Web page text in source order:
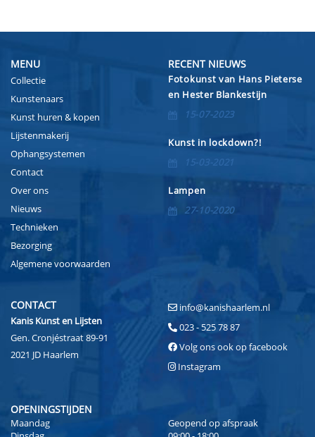
MENU
Collectie
Kunstenaars
Kunst huren & kopen
Lijstenmakerij
Ophangsystemen
Contact
Over ons
Nieuws
Technieken
Bezorging
Algemene voorwaarden
RECENT NIEUWS
Fotokunst van Hans Pieterse
en Hester Blankestijn
15-07-2023
Kunst in lockdown?!
15-03-2021
Lampen
27-10-2020
CONTACT
Kanis Kunst en Lijsten
Gen. Cronjéstraat 89-91
2021 JD Haarlem
info@kanishaarlem.nl
023 - 525 78 87
Volg ons ook op facebook
Instagram
OPENINGSTIJDEN
Maandag
Geopend op afspraak